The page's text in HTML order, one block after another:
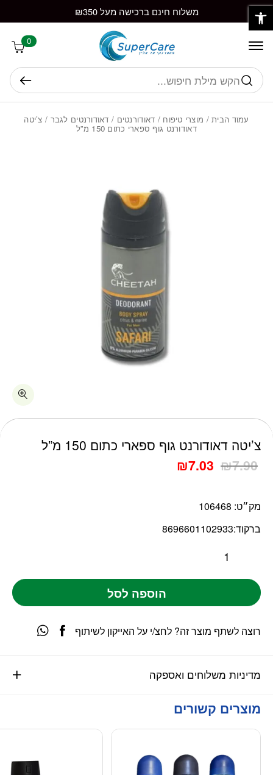
Skip to Content משלוח חינם ברכישה מעל ₪350
0
חיפוש
עמוד הבית/ מוצרי טיפוח / דאודורנטים / דאודורנטים לגבר / צ’יטה
דאודורנט גוף ספארי כתום 150 מ”ל
צ’יטה דאודורנט גוף ספארי כתום 150 מ”ל
₪7.90
₪7.03
מק״ט: 106468
ברקוד:8696601102933
כמות צ'יטה דאודורנט גוף ספארי כתום 150 מ"ל
הוספה לסל
מדיניות משלוחים ואספקה
רוצה לשתף מוצר זה? לחצ/י על האייקון לשיתוף
מוצרים קשורים
בחזרה למעלה
פתח סרגל נגישות